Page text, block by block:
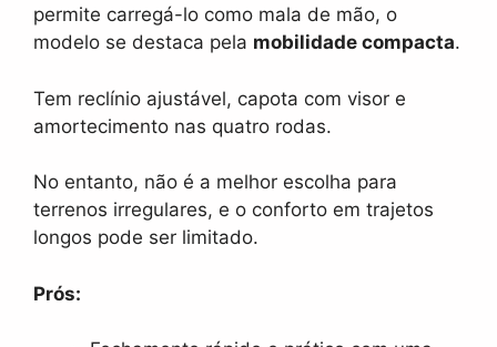
permite carregá-lo como mala de mão, o
modelo se destaca pela mobilidade compacta.
Tem reclínio ajustável, capota com visor e
amortecimento nas quatro rodas.
No entanto, não é a melhor escolha para
terrenos irregulares, e o conforto em trajetos
longos pode ser limitado.
Prós: